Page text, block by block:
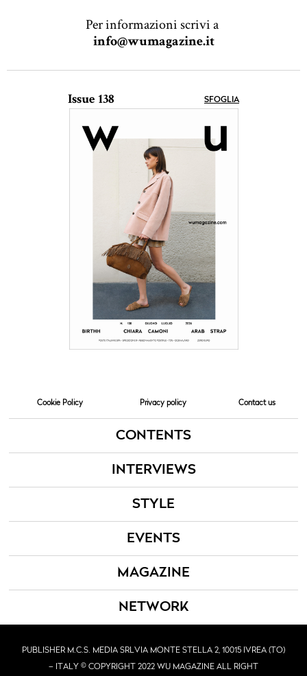
Per informazioni scrivi a
info@wumagazine.it
Issue 138 SFOGLIA
Cookie Policy Privacy policy Contact us
CONTENTS
INTERVIEWS
STYLE
EVENTS
MAGAZINE
NETWORK
PUBLISHER M.C.S. MEDIA SRL VIA MONTE STELLA 2, 10015 IVREA (TO)
– ITALY © COPYRIGHT 2022 WU MAGAZINE ALL RIGHT